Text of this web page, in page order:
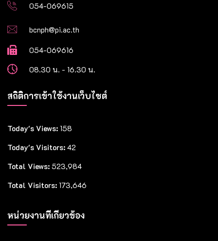
054-069615
bcnph@pi.ac.th
054-069616
08.30 น. - 16.30 น.
สถิติการเข้าใช้งานเว็บไซต์
Today's Views: 158
Today's Visitors: 42
Total Views: 523,984
Total Visitors: 173,646
หน่วยงานที่เกี่ยวข้อง